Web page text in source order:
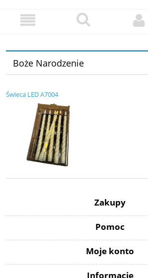
Boże Narodzenie
Świeca LED A7004
Zakupy
Pomoc
Moje konto
Informacje